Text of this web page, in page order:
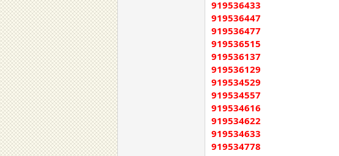
919536433
919536447
919536477
919536515
919536137
919536129
919534529
919534557
919534616
919534622
919534633
919534778